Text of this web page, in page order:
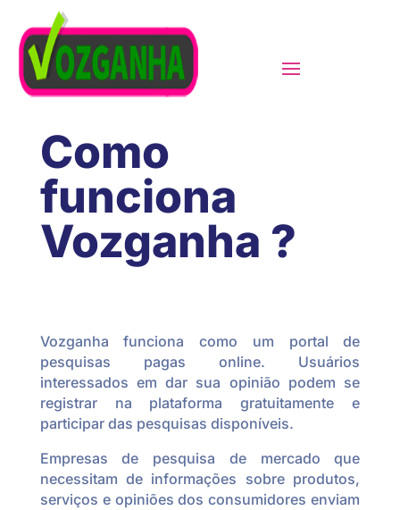
Como
funciona
Vozganha ?
Vozganha funciona como um portal de
pesquisas pagas online. Usuários
interessados em dar sua opinião podem se
registrar na plataforma gratuitamente e
participar das pesquisas disponíveis.
Empresas de pesquisa de mercado que
necessitam de informações sobre produtos,
serviços e opiniões dos consumidores enviam